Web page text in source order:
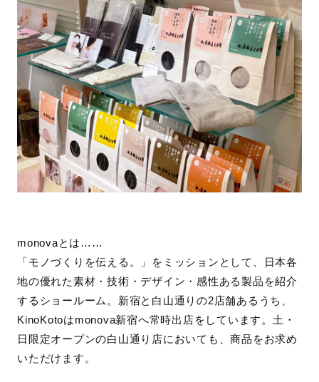
monovaとは……
「モノづくりを伝える。」をミッションとして、日本各
地の優れた素材・技術・デザイン・感性ある製品を紹介
するショールーム。新宿と白山通りの2店舗あるうち、
KinoKotoはmonova新宿へ常時出店をしています。土・
日限定オープンの白山通り店においても、商品をお求め
いただけます。